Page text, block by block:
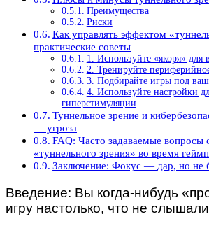
Преимущества
Риски
Как управлять эффектом
практические советы
1. Используйте «якоря» для
2. Тренируйте
3. Подбирайте игры под
4. Используйте настройки
гиперстимуляции
Туннельное зрение и
— угроза
FAQ: Часто задаваемые вопросы
«туннельного зрения» во время
Заключение: Фокус — дар, но не
Введение: Вы когда-нибудь
игру настолько, что не